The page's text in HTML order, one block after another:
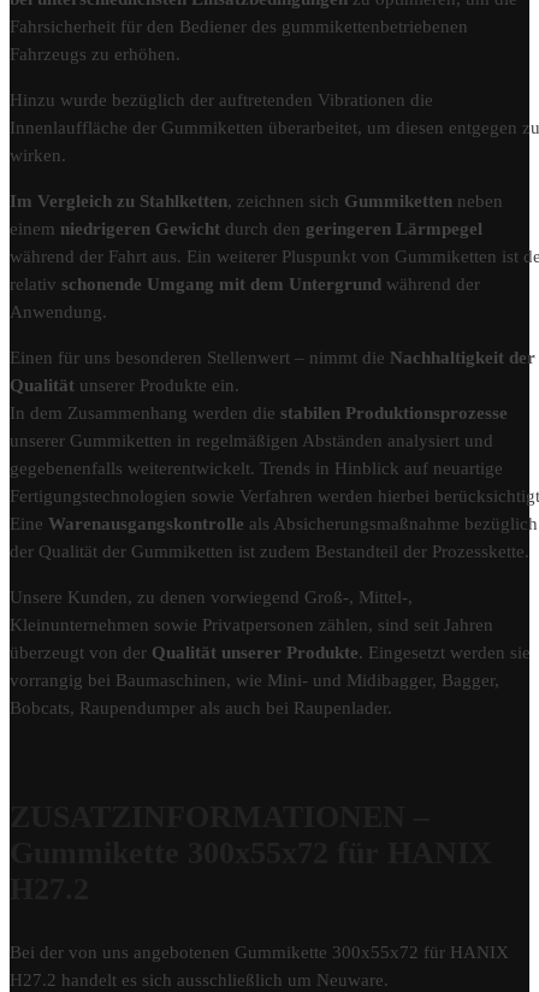
Fahrsicherheit für den Bediener des gummikettenbetriebenen
Fahrzeugs zu erhöhen.
Hinzu wurde bezüglich der auftretenden Vibrationen die
Innenlauffläche der Gummiketten überarbeitet, um diesen entgegen zu
wirken.
Im Vergleich zu Stahlketten, zeichnen sich Gummiketten neben
einem niedrigeren Gewicht durch den geringeren Lärmpegel
während der Fahrt aus. Ein weiterer Pluspunkt von Gummiketten ist
relativ schonende Umgang mit dem Untergrund während der
Anwendung.
Einen für uns besonderen Stellenwert – nimmt die Nachhaltigkeit der
Qualität unserer Produkte ein.
In dem Zusammenhang werden die stabilen Produktionsprozesse
unserer Gummiketten in regelmäßigen Abständen analysiert und
gegebenenfalls weiterentwickelt. Trends in Hinblick auf neuartige
Fertigungstechnologien sowie Verfahren werden hierbei
Eine Warenausgangskontrolle als Absicherungsmaßnahme bezüglich
der Qualität der Gummiketten ist zudem Bestandteil der Prozesskette.
Unsere Kunden, zu denen vorwiegend Groß-, Mittel-,
Kleinunternehmen sowie Privatpersonen zählen, sind seit Jahren
überzeugt von der Qualität unserer Produkte. Eingesetzt werden sie
vorrangig bei Baumaschinen, wie Mini- und Midibagger, Bagger,
Bobcats, Raupendumper als auch bei Raupenlader.
Bei der von uns angebotenen Gummikette 300x55x72 für HANIX
H27.2 handelt es sich ausschließlich um Neuware.